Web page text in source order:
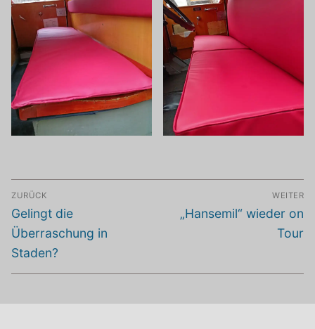
Beitragsnavigation
ZURÜCK
Vorheriger
Beitrag:
Gelingt die
Überraschung in
Staden?
WEITER
Nächster
„Hansemil“ wieder on
Tour